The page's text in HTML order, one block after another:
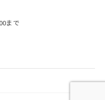
まで